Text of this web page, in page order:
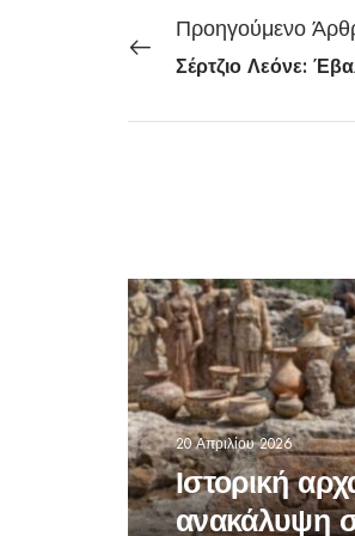
Προηγούμενο
20 Απριλίου 2026
Ιστορική
ανακάλυψη